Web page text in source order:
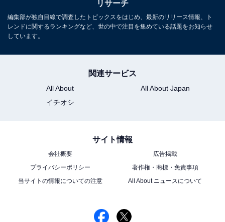
リサーチ
編集部が独自目線で調査したトピックスをはじめ、最新のリリース情報、ト
レンドに関するランキングなど、世の中で注目を集めている話題をお知らせ
しています。
関連サービス
All About
All About Japan
イチオシ
サイト情報
会社概要
広告掲載
プライバシーポリシー
著作権・商標・免責事項
当サイトの情報についての注意
All About ニュースについて